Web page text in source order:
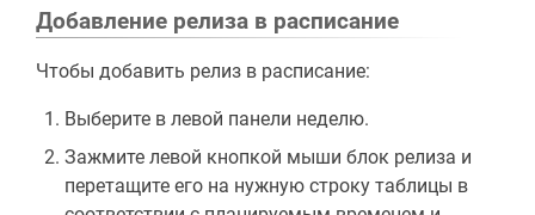
Добавление релиза в расписание
Чтобы добавить релиз в расписание:
Выберите в левой панели неделю.
Зажмите левой кнопкой мыши блок релиза и
перетащите его на нужную строку таблицы в